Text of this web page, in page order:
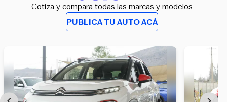
Cotiza y compara todas las marcas y modelos
PUBLICA TU AUTO ACÁ